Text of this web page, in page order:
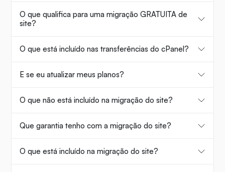
O que qualifica para uma migração GRATUITA de
site?
O que está incluído nas transferências do cPanel?
E se eu atualizar meus planos?
O que não está incluído na migração do site?
Que garantia tenho com a migração do site?
O que está incluído na migração do site?